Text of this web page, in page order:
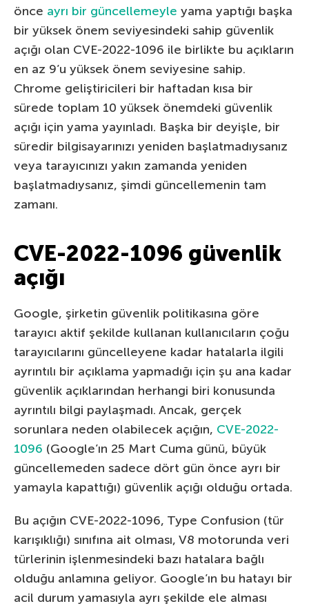
önce ayrı bir güncellemeyle yama yaptığı başka
bir yüksek önem seviyesindeki sahip güvenlik
açığı olan CVE-2022-1096 ile birlikte bu açıkların
en az 9’u yüksek önem seviyesine sahip.
Chrome geliştiricileri bir haftadan kısa bir
sürede toplam 10 yüksek önemdeki güvenlik
açığı için yama yayınladı. Başka bir deyişle, bir
süredir bilgisayarınızı yeniden başlatmadıysanız
veya tarayıcınızı yakın zamanda yeniden
başlatmadıysanız, şimdi güncellemenin tam
zamanı.
CVE-2022-1096 güvenlik
açığı
Google, şirketin güvenlik politikasına göre
tarayıcı aktif şekilde kullanan kullanıcıların çoğu
tarayıcılarını güncelleyene kadar hatalarla ilgili
ayrıntılı bir açıklama yapmadığı için şu ana kadar
güvenlik açıklarından herhangi biri konusunda
ayrıntılı bilgi paylaşmadı. Ancak, gerçek
sorunlara neden olabilecek açığın, CVE-2022-
1096 (Google’ın 25 Mart Cuma günü, büyük
güncellemeden sadece dört gün önce ayrı bir
yamayla kapattığı) güvenlik açığı olduğu ortada.
Bu açığın CVE-2022-1096, Type Confusion (tür
karışıklığı) sınıfına ait olması, V8 motorunda veri
türlerinin işlenmesindeki bazı hatalara bağlı
olduğu anlamına geliyor. Google’ın bu hatayı bir
acil durum yamasıyla ayrı şekilde ele alması